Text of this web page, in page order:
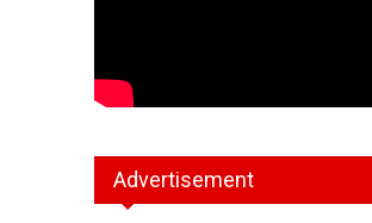
Advertisement